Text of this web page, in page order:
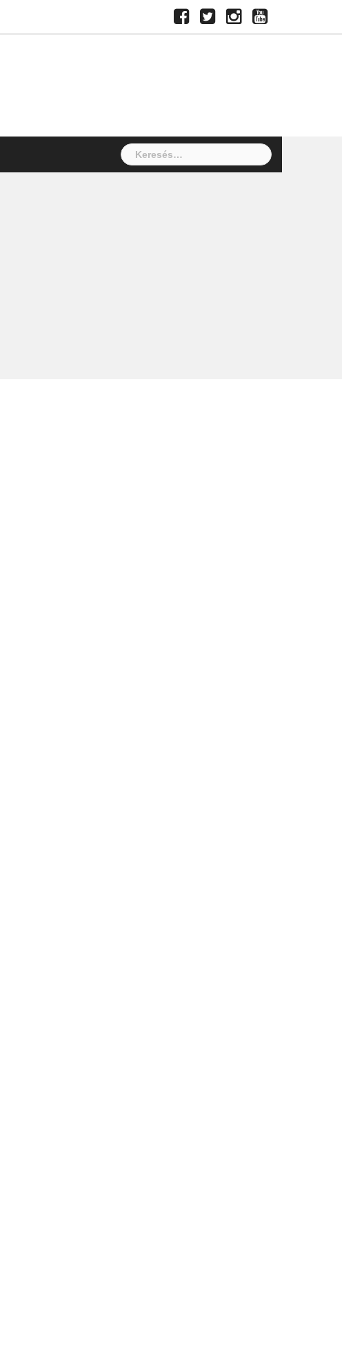
Facebook
TwitterInstagramYoutube
Keresés: